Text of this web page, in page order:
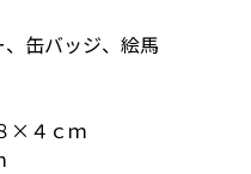
、缶バッジ、絵馬
×４ｃｍ